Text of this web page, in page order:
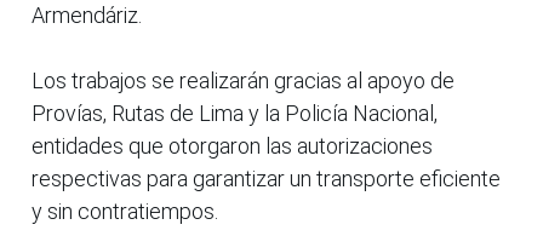
Armendáriz.
Los trabajos se realizarán gracias al apoyo de
Provías, Rutas de Lima y la Policía Nacional,
entidades que otorgaron las autorizaciones
respectivas para garantizar un transporte eficiente
y sin contratiempos.